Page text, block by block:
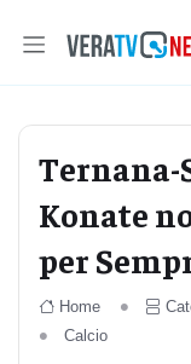
Ternana-
Konate
per
Home
Calcio